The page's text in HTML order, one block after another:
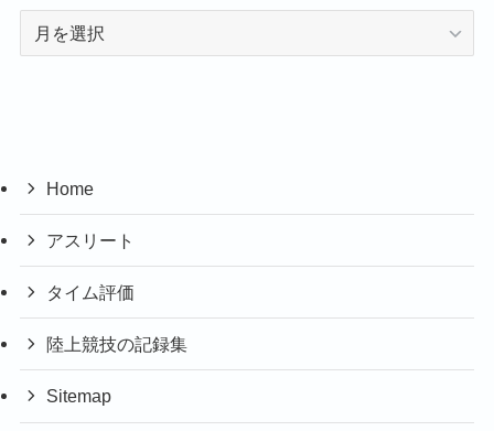
Home
アスリート
タイム評価
陸上競技の記録集
Sitemap